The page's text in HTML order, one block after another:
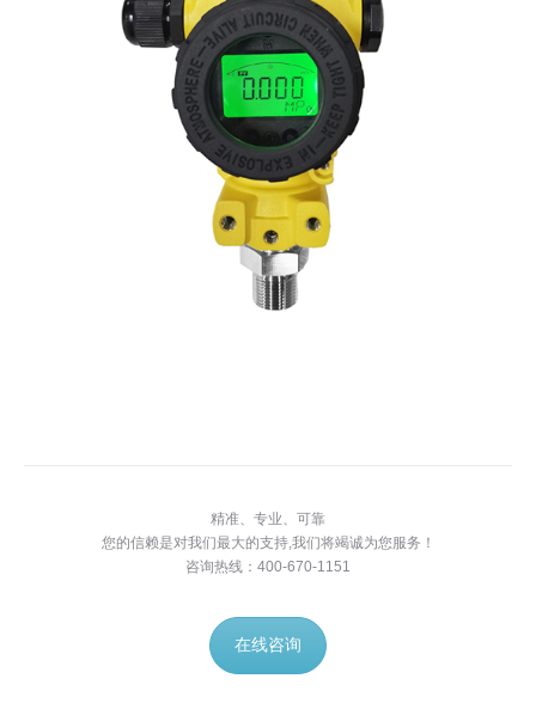
精准、专业、可靠
您的信赖是对我们最大的支持,我们将竭诚为您服务！
咨询热线：400-670-1151
在线咨询